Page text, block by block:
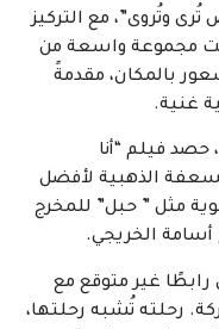
وتُروى”، مع التركيز
مجموعة واسعة من
بالمكان، مقدمةً
غنية.
حصد فيلم “أنا
الذهبية لأفضل
مثل ” حبل” للمخرج
أسامة الخريجي.
غير متوقع مع
رحلته تُشبه رحلتها،